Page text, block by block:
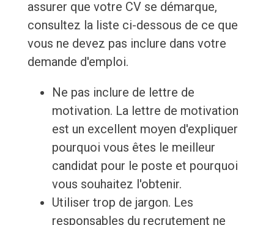
assurer que votre CV se démarque,
consultez la liste ci-dessous de ce que
vous ne devez pas inclure dans votre
demande d'emploi.
Ne pas inclure de lettre de
motivation. La lettre de motivation
est un excellent moyen d'expliquer
pourquoi vous êtes le meilleur
candidat pour le poste et pourquoi
vous souhaitez l'obtenir.
Utiliser trop de jargon. Les
responsables du recrutement ne